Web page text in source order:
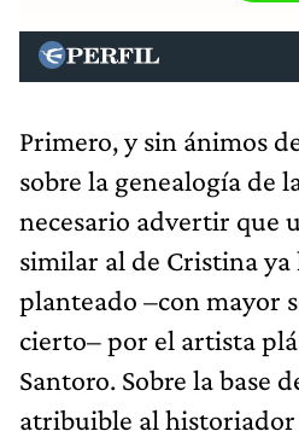
Primero, y sin ánimos
sobre la genealogía de
necesario advertir que
similar al de Cristina ya
planteado –con mayor
cierto– por el artista
Santoro. Sobre la base
atribuible al